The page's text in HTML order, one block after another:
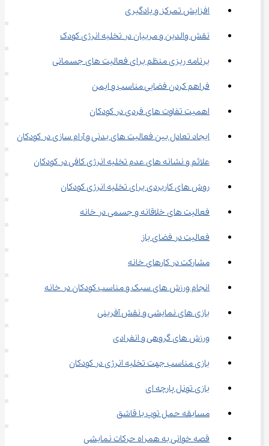
افزایش تمرکز و یادگیری
نقش والدین و مربیان در تخلیه انرژی کودک
برنامه ریزی منظم برای فعالیت های جسمانی
فراهم کردن فضایی مناسب و ایمن
اهمیت تفاوت های فردی در کودکان
ایجاد تعادل بین فعالیت های بدنی و آرام سازی در کودکان
علائم و نشانه های عدم تخلیه انرژی کافی در کودکان
روش های کاربردی برای تخلیه انرژی کودکان
فعالیت های خلاقانه و جسمی در خانه
فعالیت در فضای باز
مشارکت در کارهای خانه
انجام ورزش های سبک و مناسب کودکان در خانه
بازی های نمایشی و نقش آفرینی
ورزش های گروهی و انفرادی
بازی مناسب جهت تخلیه انرژی در کودکان
بازی تونل پارچه ای
مسابقه حمل توپ با قاشق
قصه خوانی به همراه حرکات نمایشی